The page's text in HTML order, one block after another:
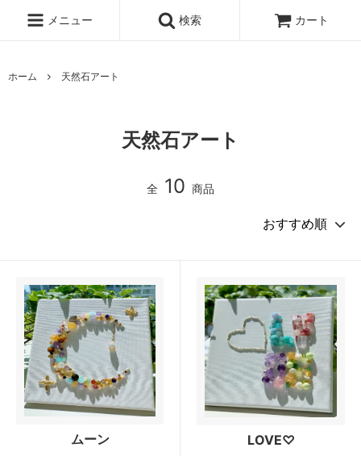
メニュー 検索 カート
ホーム 天然石アート
天然石アート
全 10 商品
ムーン LOVE♡